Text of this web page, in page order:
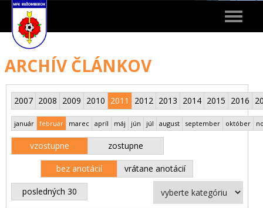
Toggle
ARCHÍV ČLÁNKOV
2007 2008 2009 2010 2011 2012 2013 2014 2015 2016
január február marec apríl máj jún júl august september október
vzostupne zostupne
bez anotácií vrátane anotácií
posledných 30